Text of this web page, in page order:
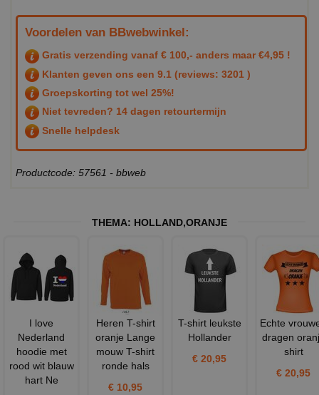
Voordelen van BBwebwinkel:
Gratis verzending vanaf € 100,- anders maar €4,95 !
Klanten geven ons een 9.1 (reviews: 3201 )
Groepskorting tot wel 25%!
Niet tevreden? 14 dagen retourtermijn
Snelle helpdesk
Productcode: 57561 - bbweb
THEMA: HOLLAND,ORANJE
I love
Nederland
hoodie met
rood wit blauw
hart Ne
Heren T-shirt
oranje Lange
mouw T-shirt
ronde hals
€ 10,95
T-shirt leukste
Hollander
€ 20,95
Echte
dragen
shirt
€ 20,95